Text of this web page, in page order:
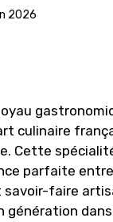
2026
culinaire
Cette
parfaite
faire
génération